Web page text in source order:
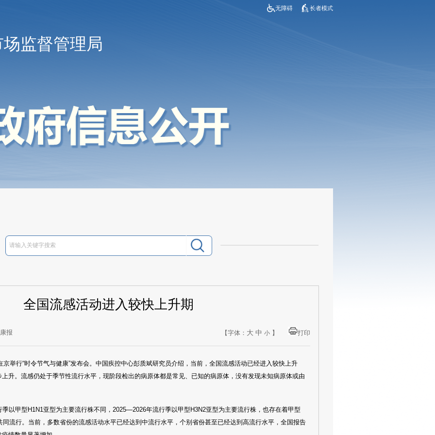
无障碍 长者模式
监督管理局
全国流感活动进入较快上升期
报 【字体： 大 中 小】 打印
京举行“时令节气与健康”发布会。中国疾控中心彭质斌研究员介绍，当前，全国流感活动已经进入较快上升
升。流感仍处于季节性流行水平，现阶段检出的病原体都是常见、已知的病原体，没有发现未知病原体或由
以甲型H1N1亚型为主要流行株不同，2025—2026年流行季以甲型H3N2亚型为主要流行株，也存在着甲型
流行。当前，多数省份的流感活动水平已经达到中流行水平，个别省份甚至已经达到高流行水平，全国报告